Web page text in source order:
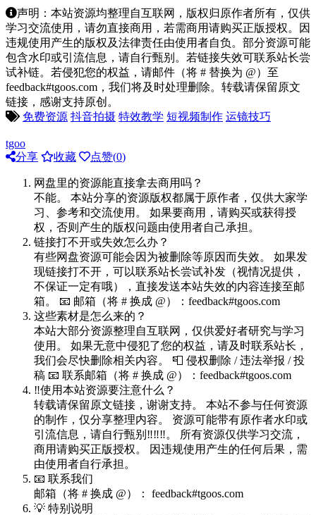
声明：本站资源均整理自互联网，版权归原作者所有，仅供
学习交流使用，请勿直接商用，若需商用请购买正版授权。因
违规使用产生的版权及法律责任由使用者自负。部分资源可能
包含水印或引流信息，请自行甄别。若链接失效可联系站长尝
试补链。若侵犯您的权益，请邮件（将 # 替换为 @）至
feedback#tgoos.com，我们将及时处理删除。转载请保留原文
链接，感谢支持原创。
免费资源 抖音拍摄 特效教学 短视频制作 运镜技巧
tgoo
分享
收藏 点赞(0)
网盘里的资源能直接拿去商用吗？
不能。 本站分享的资源版权都属于原作者，仅供大家学
习、参考和交流使用。 如果要商用，请购买或获得授
权，否则产生的版权问题由使用者自己承担。
链接打不开或失效怎么办？
有些网盘资源可能会因为被删除等原因而失效。 如果发
现链接打不开，可以联系站长尝试补发（视情况提供，
不保证一定有哦），直接发送本站失效的内容连接至邮
箱。 📧 邮箱（将 # 换成 @）：feedback#tgoos.com
这些素材是怎么来的？
本站大部分资源整理自互联网，仅供爱好者研究与学习
使用。 如果无意中侵犯了您的权益，请及时联系站长，
我们会尽快删除相关内容。 📮 侵权删除 / 违法举报 / 投
稿 📧 联系邮箱（将 # 换成 @）：feedback#tgoos.com
‼️使用本站资源要注意什么？
转载请保留原文链接，谢谢支持。 本站不参与任何资源
的制作，仅分享整理内容。 资源可能带有原作者水印或
引流信息，请自行甄别‼️‼️‼️。 所有资源仅供学习交流，
商用请购买正版授权。 因违规使用产生的任何后果，需
由使用者自行承担。
📧 联系我们
邮箱（将 # 换成 @）： feedback#tgoos.com
💡 特别说明